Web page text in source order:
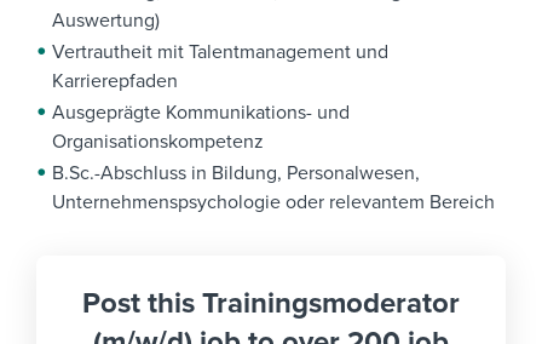
Auswertung)
Vertrautheit mit Talentmanagement und
Karrierepfaden
Ausgeprägte Kommunikations- und
Organisationskompetenz
B.Sc.-Abschluss in Bildung, Personalwesen,
Unternehmenspsychologie oder relevantem Bereich
Post this Trainingsmoderator